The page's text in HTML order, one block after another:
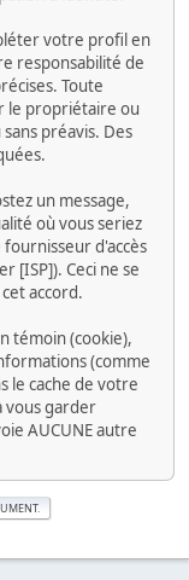
votre profil en
responsabilité de
Toute
le propriétaire ou
préavis. Des
un message,
où vous seriez
d'accès
[ISP]). Ceci ne se
accord.
témoin (cookie),
(comme
le cache de votre
vous garder
AUCUNE autre